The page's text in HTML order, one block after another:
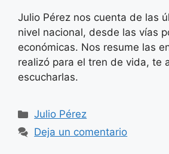
Julio Pérez nos cuenta de las
nivel nacional, desde las vías
económicas. Nos resume las
realizó para el tren de vida, te
escucharlas.
Categorías
Julio Pérez
Deja un comentario